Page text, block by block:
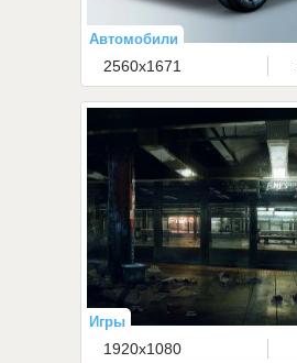
Автомобили
2560x1671
Игры
1920x1080